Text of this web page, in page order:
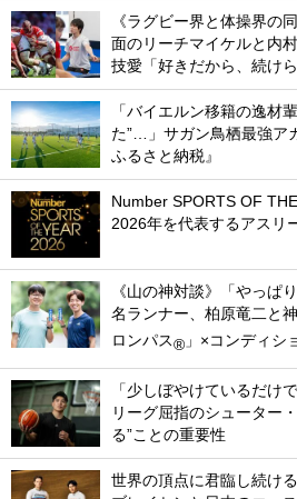
《ラグビー界と体操界の
面のリーチマイケルと内
技愛「好きだから、続けら
「バイエルン移籍の逸材
た”…」サガン鳥栖最強ア
ふるさと納税』
Number SPORTS OF
2026年を代表するアスリ
《山の神対談》「やっぱ
名ランナー、柏原竜二と
ロンパス® 」×コンディシ
「少しぼやけているだけ
リーグ屈指のシューター
る”ことの重要性
世界の頂点に君臨し続け